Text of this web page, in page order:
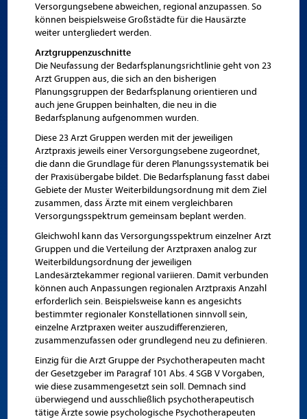
Versorgungsebene abweichen, regional anzupassen. So
können beispielsweise Großstädte für die Hausärzte
weiter untergliedert werden.
Arztgruppenzuschnitte
Die Neufassung der Bedarfsplanungsrichtlinie geht von 23
Arzt Gruppen aus, die sich an den bisherigen
Planungsgruppen der Bedarfsplanung orientieren und
auch jene Gruppen beinhalten, die neu in die
Bedarfsplanung aufgenommen wurden.
Diese 23 Arzt Gruppen werden mit der jeweiligen
Arztpraxis jeweils einer Versorgungsebene zugeordnet,
die dann die Grundlage für deren Planungssystematik bei
der Praxisübergabe bildet. Die Bedarfsplanung fasst dabei
Gebiete der Muster Weiterbildungsordnung mit dem Ziel
zusammen, dass Ärzte mit einem vergleichbaren
Versorgungsspektrum gemeinsam beplant werden.
Gleichwohl kann das Versorgungsspektrum einzelner Arzt
Gruppen und die Verteilung der Arztpraxen analog zur
Weiterbildungsordnung der jeweiligen
Landesärztekammer regional variieren. Damit verbunden
können auch Anpassungen regionalen Arztpraxis Anzahl
erforderlich sein. Beispielsweise kann es angesichts
bestimmter regionaler Konstellationen sinnvoll sein,
einzelne Arztpraxen weiter auszudifferenzieren,
zusammenzufassen oder grundlegend neu zu definieren.
Einzig für die Arzt Gruppe der Psychotherapeuten macht
der Gesetzgeber im Paragraf 101 Abs. 4 SGB V Vorgaben,
wie diese zusammengesetzt sein soll. Demnach sind
überwiegend und ausschließlich psychotherapeutisch
tätige Ärzte sowie psychologische Psychotherapeuten